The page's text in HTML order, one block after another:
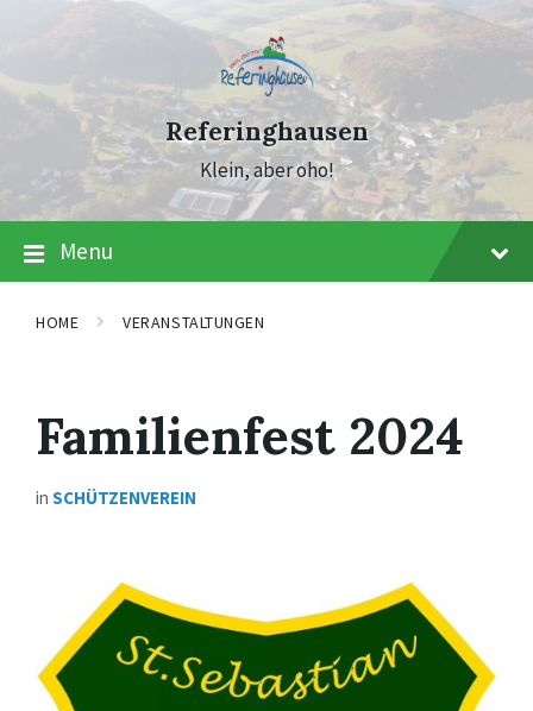
Referinghausen
Klein, aber oho!
Menu
HOME VERANSTALTUNGEN
Familienfest 2024
in SCHÜTZENVEREIN